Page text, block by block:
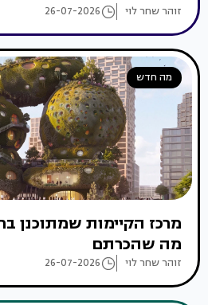
זוהר שחר לוי 26-07-2026
מה חדש
מרכז הקיימות שמתוכנן
מה שהכרתם
זוהר שחר לוי 26-07-2026